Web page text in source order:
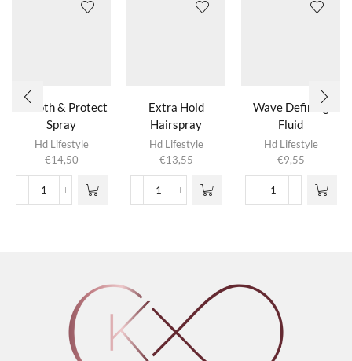
Smooth & Protect
Spray
Hd Lifestyle
€14,50
Smooth
Extra Hold
Hairspray
Hd Lifestyle
€13,55
Extra
Wave Defining
Fluid
Hd Lifestyle
€9,55
Wave